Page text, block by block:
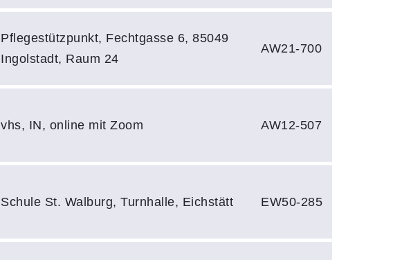
Pflegestützpunkt, Fechtgasse 6, 85049
Ingolstadt, Raum 24
AW21-700
vhs, IN, online mit Zoom AW12-507
Schule St. Walburg, Turnhalle, Eichstätt EW50-285